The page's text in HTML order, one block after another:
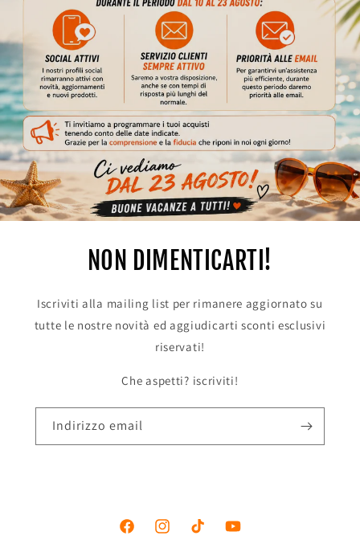
NON DIMENTICARTI!
Iscriviti alla mailing list per rimanere aggiornato su
tutte le nostre novità ed aggiudicarti sconti esclusivi
riservati!
Che aspetti? iscriviti!
Indirizzo email
FacebookInstagramTikTok YouTube